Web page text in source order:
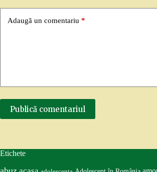
Adaugă un comentariu *
Publică comentariul
Etichete